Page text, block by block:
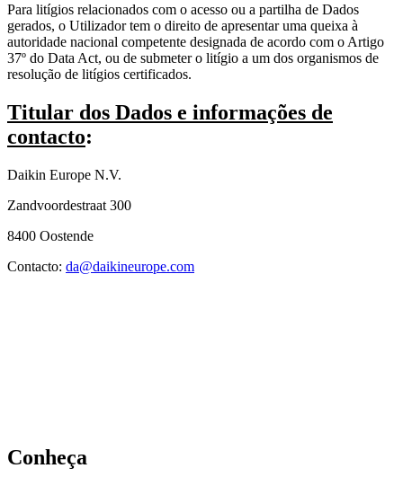
Para litígios relacionados com o acesso ou a partilha de Dados
gerados, o Utilizador tem o direito de apresentar uma queixa à
autoridade nacional competente designada de acordo com o Artigo
37º do Data Act, ou de submeter o litígio a um dos organismos de
resolução de litígios certificados.
Titular dos Dados e informações de
contacto:
Daikin Europe N.V.
Zandvoordestraat 300
8400 Oostende
Contacto: da@daikineurope.com
Conheça